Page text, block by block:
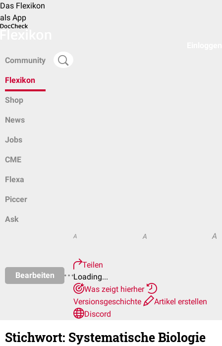
Das Flexikon
als App
Community
Flexikon
Shop
News
Jobs
CME
Flexa
Piccer
Ask
Bearbeiten
A A A
Teilen
Loading...
Was zeigt hierher
Versionsgeschichte
Artikel erstellen
Discord
Stichwort: Systematische Biologie